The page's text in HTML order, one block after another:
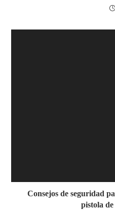
Consejos de seguridad
pistola